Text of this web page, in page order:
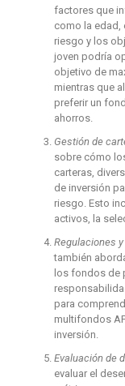
factores que
como la edad,
riesgo y los
joven podría
objetivo de
mientras que
preferir un
ahorros.
Gestión de
sobre cómo
carteras,
de inversión
riesgo. Esto
activos, la
Regulaciones
también
los fondos de
para
multifondos
inversión.
Evaluación de
evaluar el